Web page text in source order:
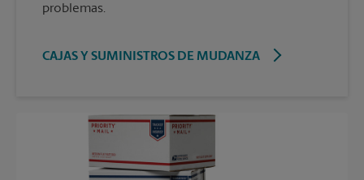
problemas.
CAJAS Y SUMINISTROS DE MUDANZA